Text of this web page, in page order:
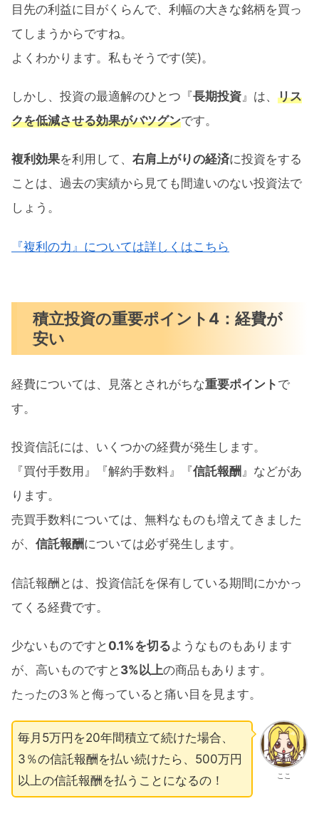
目先の利益に目がくらんで、利幅の大きな銘柄を買っ
てしまうからですね。
よくわかります。私もそうです(笑)。
しかし、投資の最適解のひとつ『長期投資』は、 リス
クを低減させる効果がバツグンです。
複利効果を利用して、 右肩上がりの経済に投資をする
ことは、過去の実績から見ても間違いのない投資法で
しょう。
『複利の力』については詳しくはこちら
積立投資の重要ポイント4：経費が
安い
経費については、見落とされがちな重要ポイント で
す。
投資信託には、いくつかの経費が発生します。
『買付手数用』『解約手数料』『信託報酬 』などがあ
ります。
売買手数料については、無料なものも増えてきました
が、 信託報酬については必ず発生します。
信託報酬とは、投資信託を保有している期間にかかっ
てくる経費です。
少ないものですと 0.1%を切るようなものもあります
が、高いものですと 3%以上の商品もあります。
たったの3％と侮っていると痛い目を見ます。
ここ
毎月5万円を20年間積立て続けた場合、
3％の信託報酬を払い続けたら、500万円
以上の信託報酬を払うことになるの！